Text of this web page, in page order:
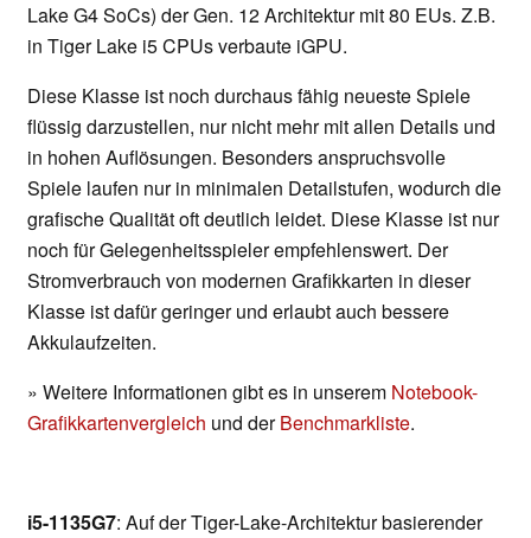
Lake G4 SoCs) der Gen. 12 Architektur mit 80 EUs. Z.B.
in Tiger Lake i5 CPUs verbaute iGPU.
Diese Klasse ist noch durchaus fähig neueste Spiele
flüssig darzustellen, nur nicht mehr mit allen Details und
in hohen Auflösungen. Besonders anspruchsvolle
Spiele laufen nur in minimalen Detailstufen, wodurch die
grafische Qualität oft deutlich leidet. Diese Klasse ist nur
noch für Gelegenheitsspieler empfehlenswert. Der
Stromverbrauch von modernen Grafikkarten in dieser
Klasse ist dafür geringer und erlaubt auch bessere
Akkulaufzeiten.
» Weitere Informationen gibt es in unserem Notebook-
Grafikkartenvergleich und derBenchmarkliste.
i5-1135G7: Auf der Tiger-Lake-Architektur basierender